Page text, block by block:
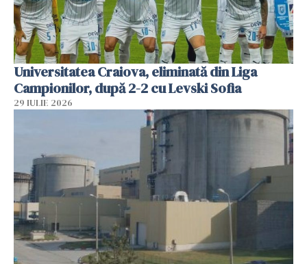
Universitatea Craiova, eliminată din Liga
Campionilor, după 2-2 cu Levski Sofia
29 IULIE 2026